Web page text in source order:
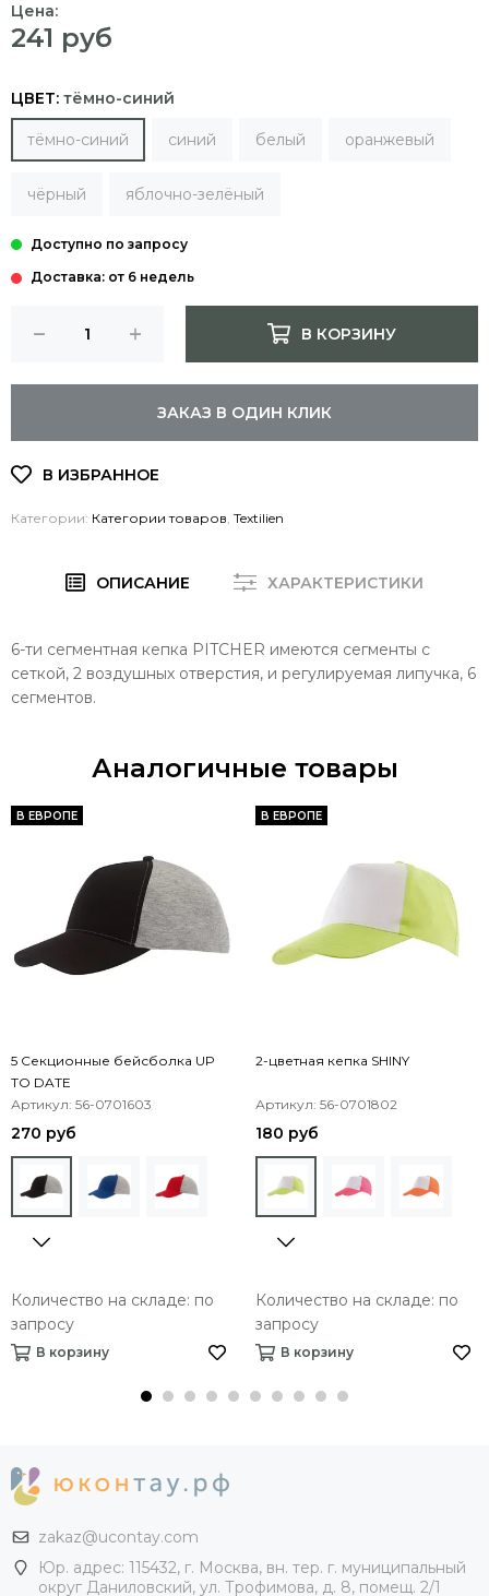
Цена:
241 руб
ЦВЕТ: тёмно-синий
тёмно-синий синий белый оранжевый
чёрный яблочно-зелёный
Доставка: от 6 недель
В КОРЗИНУ
ЗАКАЗ В ОДИН КЛИК
Категории: Категории товаров Textilien
ОПИСАНИЕ ХАРАКТЕРИСТИКИ
6-ти сегментная кепка PITCHER имеются сегменты с
сеткой, 2 воздушных отверстия, и регулируемая липучка, 6
сегментов.
Аналогичные товары
В ЕВРОПЕ
5 Секционные бейсболка UP
TO DATE
Артикул: 56-0701603
270 руб
Количество на складе: по
запросу
В корзину
В ЕВРОПЕ
2-цветная кепка SHINY
Артикул: 56-0701802
180 руб
Количество на складе: по
запросу
В корзину
zakaz@ucontay.com
Юр. адрес: 115432, г. Москва, вн. тер. г. муниципальный
округ Даниловский, ул. Трофимова, д. 8, помещ. 2/1